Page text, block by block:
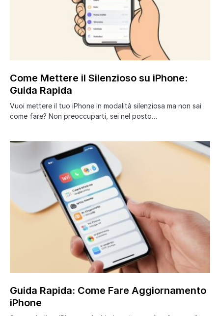
Come Mettere il Silenzioso su iPhone:
Guida Rapida
Vuoi mettere il tuo iPhone in modalità silenziosa ma non sai
come fare? Non preoccuparti, sei nel posto…
Guida Rapida: Come Fare Aggiornamento
iPhone